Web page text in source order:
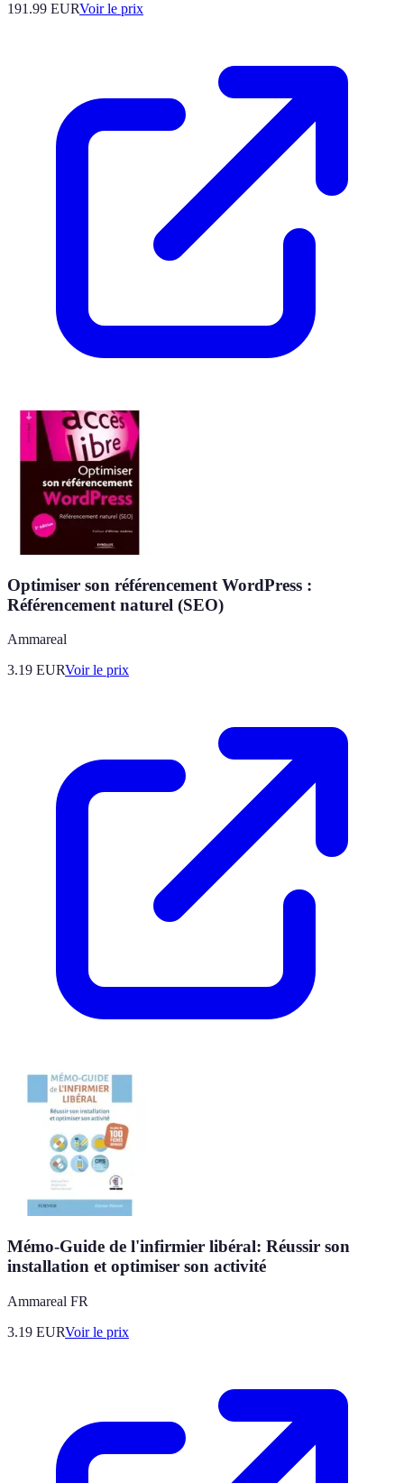
191.99 EURVoir le prix
Optimiser son référencement WordPress :
Référencement naturel (SEO)
Ammareal
3.19 EURVoir le prix
Mémo-Guide de l'infirmier libéral: Réussir son
installation et optimiser son activité
Ammareal FR
3.19 EURVoir le prix